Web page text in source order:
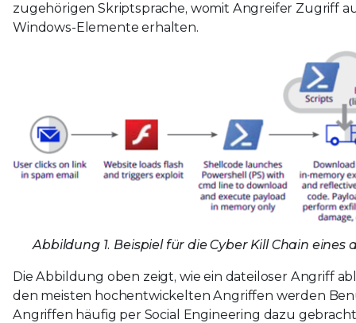
zugehörigen Skriptsprache, womit Angreifer Zugriff
Windows-Elemente erhalten.
Abbildung 1. Beispiel für die Cyber Kill Chain eines
Die Abbildung oben zeigt, wie ein dateiloser Angriff
den meisten hochentwickelten Angriffen werden
Angriffen häufig per Social Engineering dazu